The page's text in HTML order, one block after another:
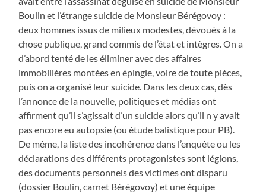
Boulin et l’étrange suicide de Monsieur Bérégovoy :
deux hommes issus de milieux modestes, dévoués à la
chose publique, grand commis de l’état et intègres. On a
d’abord tenté de les éliminer avec des affaires
immobilières montées en épingle, voire de toute pièces,
puis on a organisé leur suicide. Dans les deux cas, dès
l’annonce de la nouvelle, politiques et médias ont
affirment qu’il s’agissait d’un suicide alors qu’il n y avait
pas encore eu autopsie (ou étude balistique pour PB).
De même, la liste des incohérence dans l’enquête ou les
déclarations des différents protagonistes sont légions,
des documents personnels des victimes ont disparu
(dossier Boulin, carnet Bérégovoy) et une équipe